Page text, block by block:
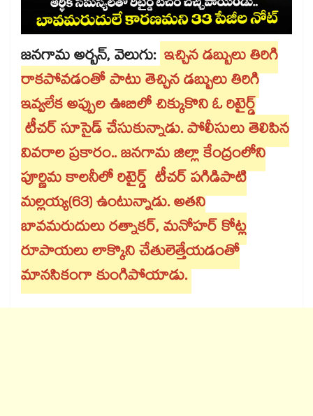
జనగామ అర్బన్, వెలుగు: ఇచ్చిన డబ్బులు తిరిగి
రాకపోవడంతో పాటు తెచ్చిన డబ్బులు తిరిగి
ఇవ్వలేక అప్పుల ఊబిలో చిక్కుకొని ఓ రిటైర్డ్
టీచర్​ సూసైడ్​ చేసుకున్నాడు. పోలీసులు తెలిపిన
వివరాల ప్రకారం.. జనగామ జిల్లా కేంద్రంలోని
పూర్ణిమ కాలనీలో రిటైర్డ్ టీచర్​ పగిడిపాటి
మల్లయ్య(63) ఉంటున్నాడు. అతని
బావమరుదులు రత్నాకర్, మనోహర్​ కోట్ల
రూపాయలు లాక్కొని చేతులెత్తేయడంతో
మానసికంగా కుంగిపోయాడు.